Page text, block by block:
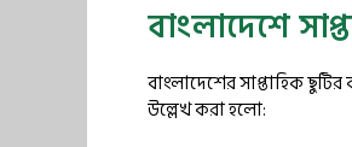
বাংলাদেশে
বাংলাদেশের সাপ্তাহিক ছুটির
উল্লেখ করা হলো: